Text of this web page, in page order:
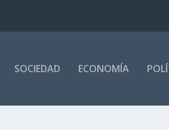
SOCIEDAD ECONOMÍA